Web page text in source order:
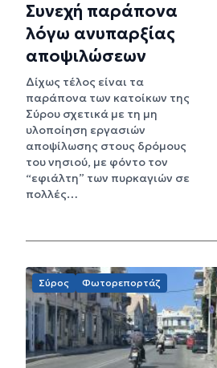
Συνεχή παράπονα
λόγω ανυπαρξίας
αποψιλώσεων
Δίχως τέλος είναι τα
παράπονα των κατοίκων της
Σύρου σχετικά με τη μη
υλοποίηση εργασιών
αποψίλωσης στους δρόμους
του νησιού, με φόντο τον
“εφιάλτη” των πυρκαγιών σε
πολλές…
Σύρος Φωτορεπορτάζ